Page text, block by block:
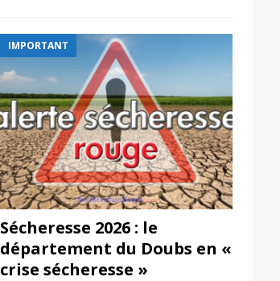
IMPORTANT
Sécheresse 2026 : le
département du Doubs en «
crise sécheresse »